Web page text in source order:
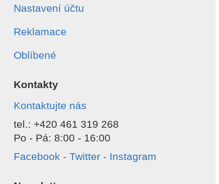
Nastavení účtu
Reklamace
Oblíbené
Kontakty
Kontaktujte nás
tel.: +420 461 319 268
Po - Pá: 8:00 - 16:00
Facebook - Twitter - Instagram